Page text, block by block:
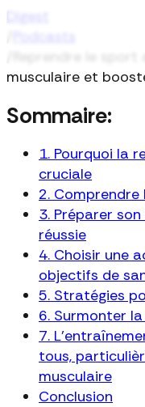
Digest
Podcasts
Reprendre le
musculaire et
Sommaire:
1. Pourquoi la
cruciale
2.
3. Préparer
réussie
4. Choisir une
objectifs de
5. Stratégies
6. Surmonter
7.
tous,
musculaire
Conclusion